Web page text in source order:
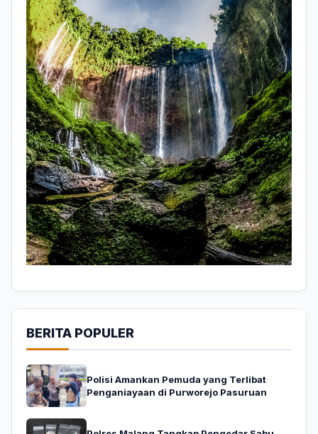
BERITA POPULER
Polisi Amankan Pemuda yang Terlibat
Penganiayaan di Purworejo Pasuruan